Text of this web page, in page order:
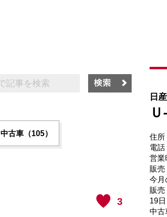
中古車（105）
3
日
住所
電話
営業
販売
今月
販売
19
中古